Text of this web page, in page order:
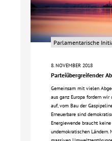
Parlamentarische
8. NOVEMBER 2018
Parteiübergreifender
Gemeinsam mit vielen
aus ganz Europa fordern
auf, vom Bau der
Erneuerbare sind
Energiewende braucht
undemokratischen Ländern.